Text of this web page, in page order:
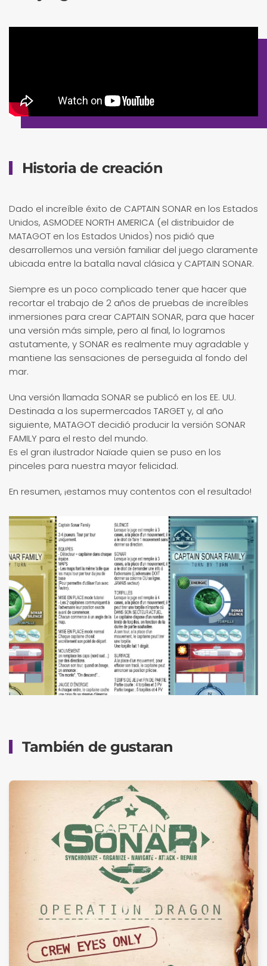
Historia de creación
Dado el increíble éxito de CAPTAIN SONAR en los Estados
Unidos, ASMODEE NORTH AMERICA (el distribuidor de
MATAGOT en los Estados Unidos) nos pidió que
desarrollemos una versión familiar del juego claramente
ubicada entre la batalla naval clásica y CAPTAIN SONAR.
Siempre es un poco complicado tener que hacer que
recortar el trabajo de 2 años de pruebas de increíbles
inmersiones para crear CAPTAIN SONAR, para que hacer
una versión más simple, pero al final, lo logramos
astutamente, y SONAR es realmente muy agradable y
mantiene las sensaciones de perseguida al fondo del
mar.
Una versión llamada SONAR se publicó en los EE. UU.
Destinada a los supermercados TARGET y, al año
siguiente, MATAGOT decidió producir la versión SONAR
FAMILY para el resto del mundo.
Es el gran ilustrador Naïade quien se puso en los
pinceles para nuestra mayor felicidad.
En resumen, ¡estamos muy contentos con el resultado!
También de gustaran